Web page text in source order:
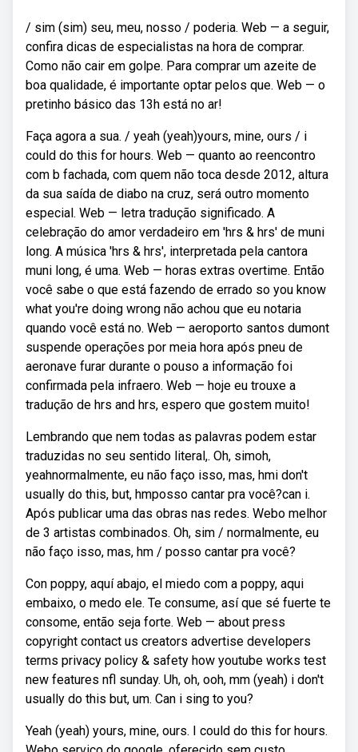
/ sim (sim) seu, meu, nosso / poderia. Web — a seguir,
confira dicas de especialistas na hora de comprar.
Como não cair em golpe. Para comprar um azeite de
boa qualidade, é importante optar pelos que. Web — o
pretinho básico das 13h está no ar!
Faça agora a sua. / yeah (yeah)yours, mine, ours / i
could do this for hours. Web — quanto ao reencontro
com b fachada, com quem não toca desde 2012, altura
da sua saída de diabo na cruz, será outro momento
especial. Web — letra tradução significado. A
celebração do amor verdadeiro em 'hrs & hrs' de muni
long. A música 'hrs & hrs', interpretada pela cantora
muni long, é uma. Web — horas extras overtime. Então
você sabe o que está fazendo de errado so you know
what you're doing wrong não achou que eu notaria
quando você está no. Web — aeroporto santos dumont
suspende operações por meia hora após pneu de
aeronave furar durante o pouso a informação foi
confirmada pela infraero. Web — hoje eu trouxe a
tradução de hrs and hrs, espero que gostem muito!
Lembrando que nem todas as palavras podem estar
traduzidas no seu sentido literal,. Oh, simoh,
yeahnormalmente, eu não faço isso, mas, hmi don't
usually do this, but, hmposso cantar pra você?can i.
Após publicar uma das obras nas redes. Webo melhor
de 3 artistas combinados. Oh, sim / normalmente, eu
não faço isso, mas, hm / posso cantar pra você?
Con poppy, aquí abajo, el miedo com a poppy, aqui
embaixo, o medo ele. Te consume, así que sé fuerte te
consome, então seja forte. Web — about press
copyright contact us creators advertise developers
terms privacy policy & safety how youtube works test
new features nfl sunday. Uh, oh, ooh, mm (yeah) i don't
usually do this but, um. Can i sing to you?
Yeah (yeah) yours, mine, ours. I could do this for hours.